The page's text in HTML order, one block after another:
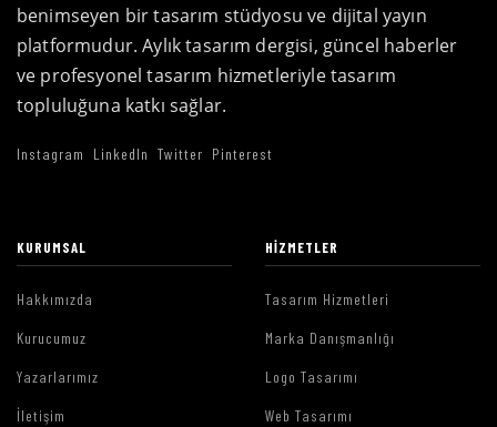
benimseyen bir tasarım stüdyosu ve dijital yayın
platformudur. Aylık tasarım dergisi, güncel haberler
ve profesyonel tasarım hizmetleriyle tasarım
topluluğuna katkı sağlar.
Instagram LinkedIn Twitter Pinterest
KURUMSAL
Hakkımızda
Kurucumuz
Yazarlarımız
İletişim
HIZMETLER
Tasarım Hizmetleri
Marka Danışmanlığı
Logo Tasarımı
Web Tasarımı